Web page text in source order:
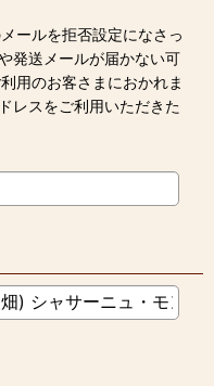
ールを拒否設定になさっ
発送メールが届かない可
用のお客さまにおかれま
レスをご利用いただきた